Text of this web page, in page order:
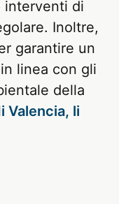
interventi di
Inoltre,
garantire un
linea con gli
della
Valencia, li